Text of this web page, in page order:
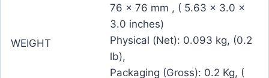
76 x 76 mm , ( 5.63 x 3.0 x
3.0 inches)
WEIGHT
Physical (Net): 0.093 kg, (0.2
lb),
Packaging (Gross): 0.2 Kg, (